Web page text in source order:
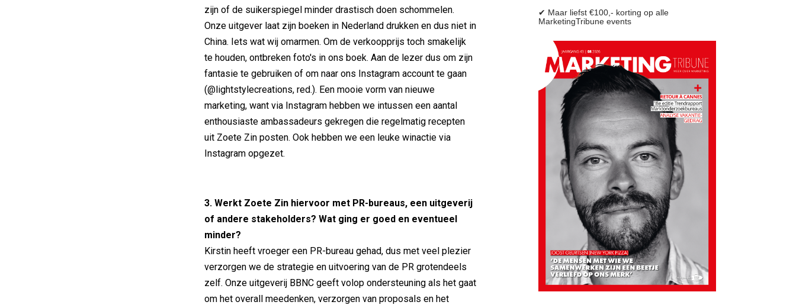
zijn of de suikerspiegel minder drastisch doen schommelen.
Onze uitgever laat zijn boeken in Nederland drukken en dus niet in
China. Iets wat wij omarmen. Om de verkoopprijs toch smakelijk
te houden, ontbreken foto's in ons boek. Aan de lezer dus om zijn
fantasie te gebruiken of om naar ons Instagram account te gaan
(@lightstylecreations, red.). Een mooie vorm van nieuwe
marketing, want via Instagram hebben we intussen een aantal
enthousiaste ambassadeurs gekregen die regelmatig recepten
uit Zoete Zin posten. Ook hebben we een leuke winactie via
Instagram opgezet.
3. Werkt Zoete Zin hiervoor met PR-bureaus, een uitgeverij
of andere stakeholders? Wat ging er goed en eventueel
minder?
Kirstin heeft vroeger een PR-bureau gehad, dus met veel plezier
verzorgen we de strategie en uitvoering van de PR grotendeels
zelf. Onze uitgeverij BBNC geeft volop ondersteuning als het gaat
om het overall meedenken, verzorgen van proposals en het
✔ Maar liefst €100,- korting op alle
MarketingTribune events